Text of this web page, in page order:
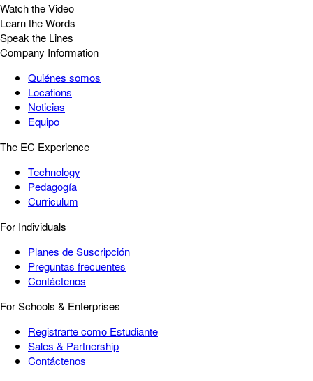
Watch the Video
Learn the Words
Speak the Lines
Company Information
Quiénes somos
Locations
Noticias
Equipo
The EC Experience
Technology
Pedagogía
Curriculum
For Individuals
Planes de Suscripción
Preguntas frecuentes
Contáctenos
For Schools & Enterprises
Registrarte como Estudiante
Sales & Partnership
Contáctenos